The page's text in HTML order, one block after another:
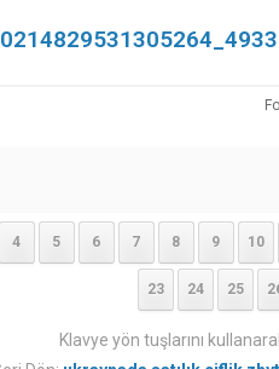
4 5 6 7 8 9 10
23 24 25
Klavye yön tuşlarını